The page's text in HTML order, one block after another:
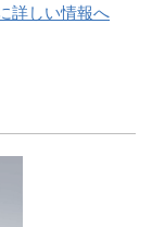
詳しい情報へ